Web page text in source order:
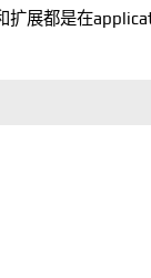
扩展都是在